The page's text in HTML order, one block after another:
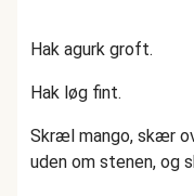
Hak agurk groft.
Hak løg fint.
Skræl mango, skær
uden om stenen, og